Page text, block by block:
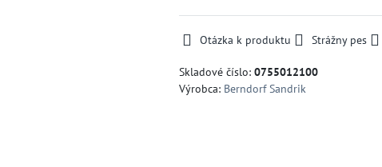
Otázka k produktu Strážny pes
Skladové číslo: 0755012100
Výrobca: Berndorf Sandrik